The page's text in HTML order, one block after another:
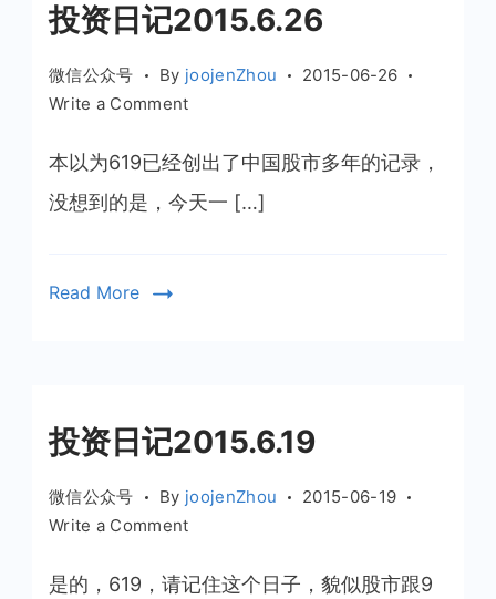
投资日记2015.6.26
微信公众号 By joojenZhou
2015-06-26
Write a Commenton
资
日
记
本以为619已经创出了中国股市多年的记录，
没想到的是，今天一 […]
Read More
投资日记2015.6.19
微信公众号 By joojenZhou
2015-06-19
Write a Commenton
资
是的，619，请记住这个日子，貌似股市跟9